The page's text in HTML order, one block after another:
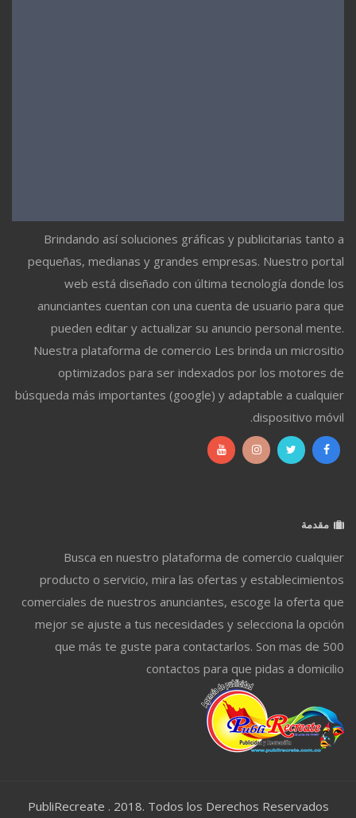
Brindando así soluciones gráficas y publicitarias tanto a
pequeñas, medianas y grandes empresas. Nuestro portal
web está diseñado con última tecnología donde los
anunciantes cuentan con una cuenta de usuario para que
pueden editar y actualizar su anuncio personal mente.
Nuestra plataforma de comercio Les brinda un micrositio
optimizados para ser indexados por los motores de
búsqueda más importantes (google) y adaptable a cualquier
dispositivo móvil.
مقدمة
Busca en nuestro plataforma de comercio cualquier
producto o servicio, mira las ofertas y establecimientos
comerciales de nuestros anunciantes, escoge la oferta que
mejor se ajuste a tus necesidades y selecciona la opción
que más te guste para contactarlos. Son mas de 500
contactos para que pidas a domicilio
PubliRecreate . 2018. Todos los Derechos Reservados